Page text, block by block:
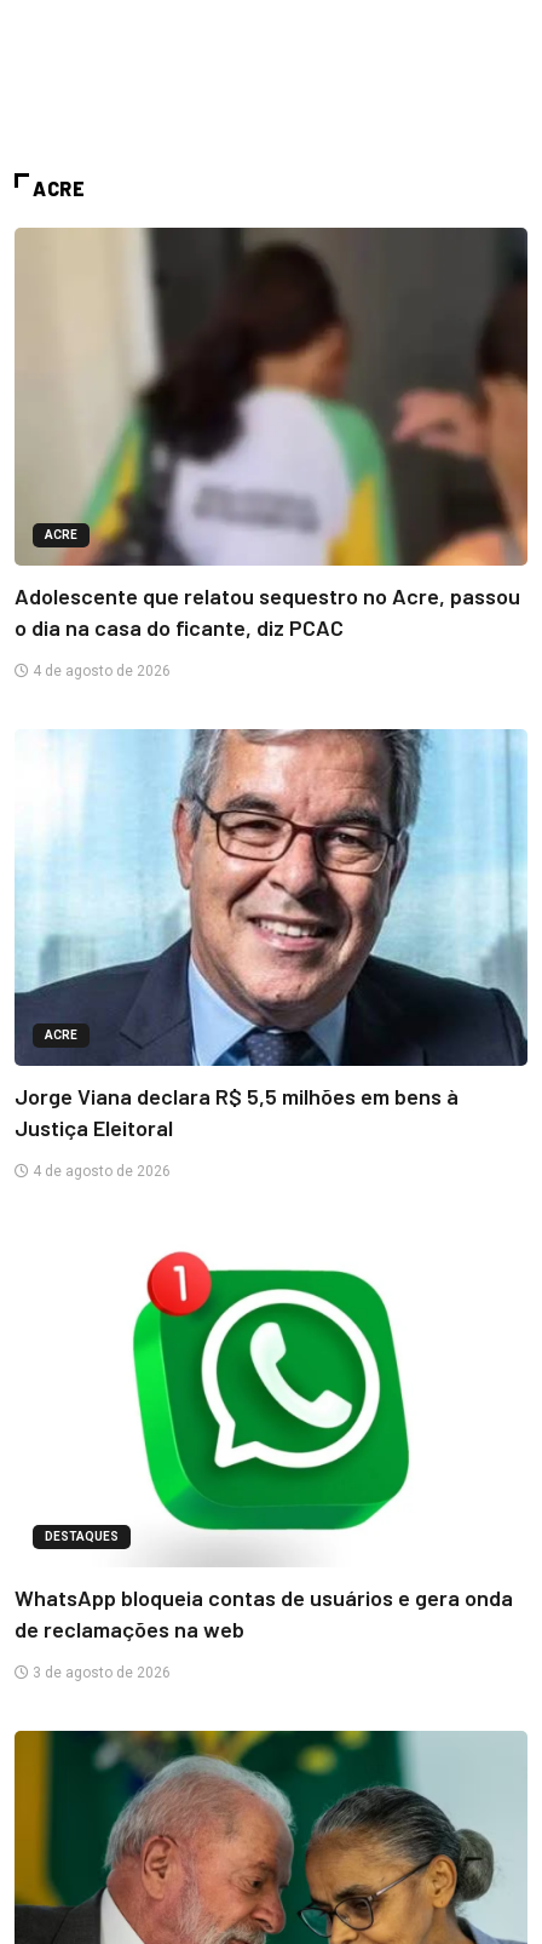
ACRE
ACRE
Adolescente que relatou sequestro no Acre, passou
o dia na casa do ficante, diz PCAC
4 de agosto de 2026
ACRE
Jorge Viana declara R$ 5,5 milhões em bens à
Justiça Eleitoral
4 de agosto de 2026
DESTAQUES
WhatsApp bloqueia contas de usuários e gera onda
de reclamações na web
3 de agosto de 2026